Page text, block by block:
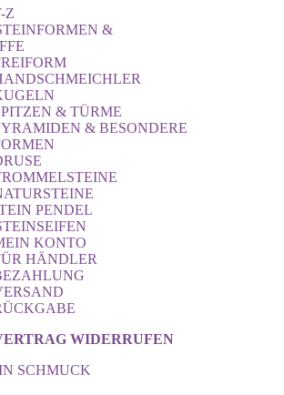
Z
&
& TÜRME
& BESONDERE
PENDEL
KONTO
HÄNDLER
WIDERRUFEN
SCHMUCK